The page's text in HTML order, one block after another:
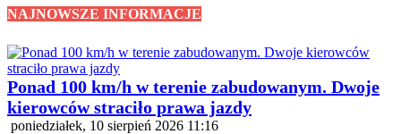
NAJNOWSZE INFORMACJE
Ponad 100 km/h w terenie zabudowanym. Dwoje
kierowców straciło prawa jazdy
poniedziałek, 10 sierpień 2026 11:16